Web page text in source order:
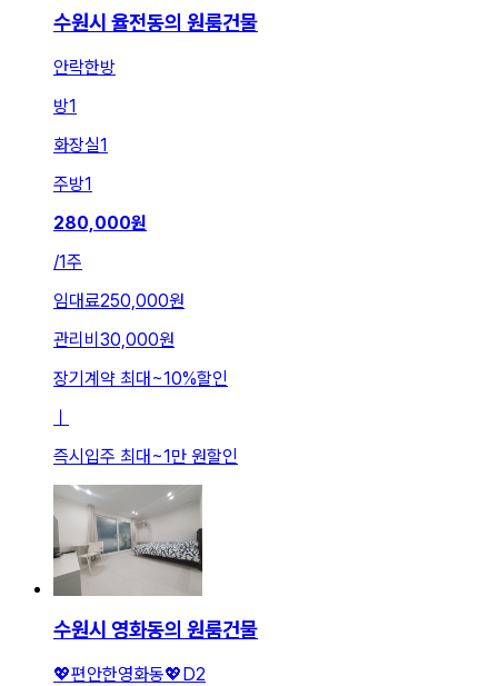
수원시 율전동의 원룸건물
안락한방
방1
화장실1
주방1
280,000원
/1주
임대료250,000원
관리비 30,000원
장기계약 최대~10%할인
ㅣ
즉시입주 최대~1만 원할인
수원시 영화동의 원룸건물
💖편안한영화동💖D2